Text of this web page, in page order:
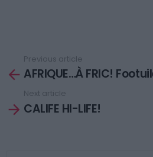
more
Previous article
AFRIQUE…À FRIC!
Next article
CALIFE HI-LIFE!